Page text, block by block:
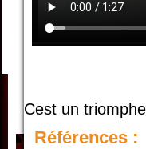
Cest un
Références :